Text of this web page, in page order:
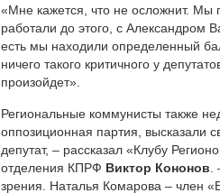
«Мне кажется, что не осложнит. Мы
работали до этого, с Александром
есть мы находили определенный
ничего такого критичного у
произойдет».
Региональные коммунисты также
оппозиционная партия, высказали
депутат, – рассказал «Клубу
отделения КПРФ Виктор Кононов
зрения. Наталья Комарова – член